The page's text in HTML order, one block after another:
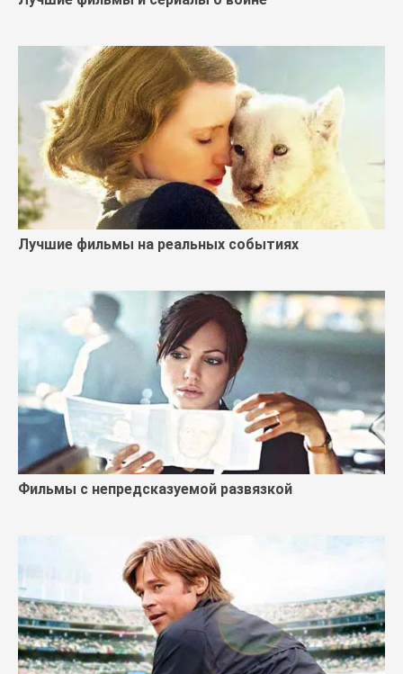
Лучшие фильмы на реальных событиях
Фильмы с непредсказуемой развязкой